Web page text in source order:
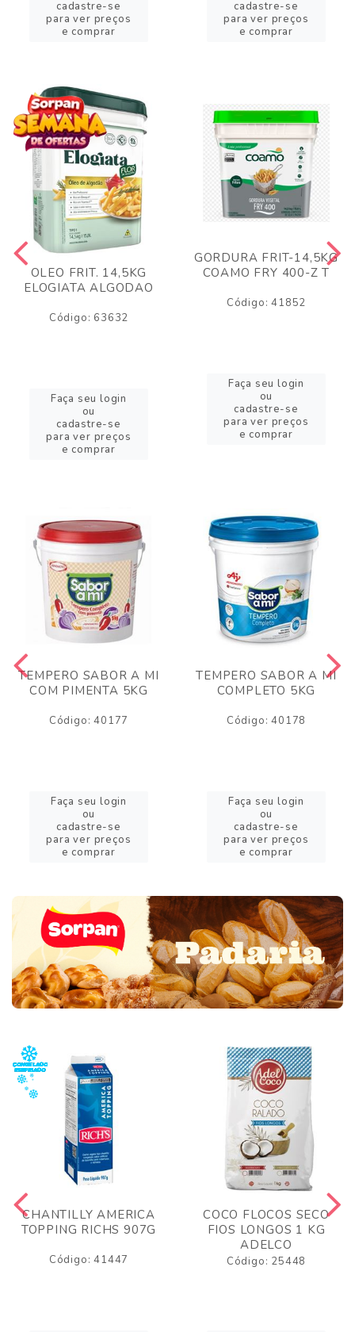
cadastre-se
para ver preços
e comprar
cadastre-se
para ver preços
e comprar
OLEO FRIT. 14,5KG
ELOGIATA ALGODAO
Código: 63632
Faça seu login
ou
cadastre-se
para ver preços
e comprar
GORDURA FRIT-14,5KG
COAMO FRY 400-Z T
Código: 41852
Faça seu login
ou
cadastre-se
para ver preços
e comprar
TEMPERO SABOR A MI
COM PIMENTA 5KG
Código: 40177
Faça seu login
ou
cadastre-se
para ver preços
e comprar
TEMPERO SABOR A MI
COMPLETO 5KG
Código: 40178
Faça seu login
ou
cadastre-se
para ver preços
e comprar
CHANTILLY AMERICA
TOPPING RICHS 907G
Código: 41447
COCO FLOCOS SECO
FIOS LONGOS 1 KG
ADELCO
Código: 25448